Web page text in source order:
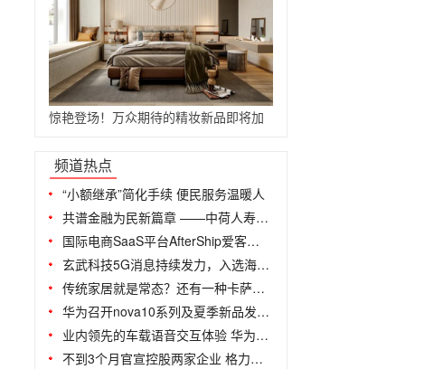
惊艳登场！万众期待的精妆新品即将加
频道热点
“小额继承”简化手续 便民服务温暖人
共谱金融为民新篇章 ——中荷人寿全面
国际电商SaaS平台AfterShip爱客科技完
玄武科技5G消息持续发力，入选海南移动5G
传统家居就是常态？还有一种卡萨帝生活方
华为召开nova10系列及夏季新品发布会
业内领先的车载语音交互体验 华为语音
不到3个月官宣控股两家企业 格力电器的